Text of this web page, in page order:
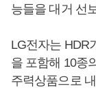
능들을 대거 선
LG전자는 HDR
을 포함해 10종
주력상품으로